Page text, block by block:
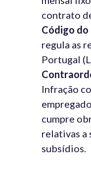
contrato
Código do
regula as
Portugal
Infração
cumpre
relativas a
subsídios.